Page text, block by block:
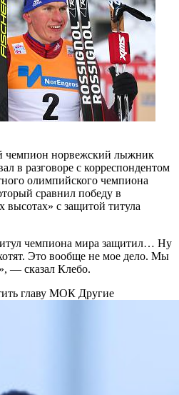
чемпион норвежский лыжник
в разговоре с корреспондентом
олимпийского чемпиона
сравнил победу в
высотах» с защитой титула
чемпиона мира защитил… Ну
Это вообще не мое дело. Мы
— сказал Клебо.
главу МОК Другие